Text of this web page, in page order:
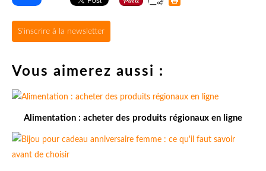
S'inscrire à la newsletter
Vous aimerez aussi :
Alimentation : acheter des produits régionaux en ligne